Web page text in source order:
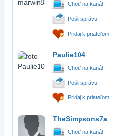
Choď na kanál
Pošli správu
Pridaj k priateľom
Paulie104
Choď na kanál
Pošli správu
Pridaj k priateľom
TheSimpsons7a
Choď na kanál